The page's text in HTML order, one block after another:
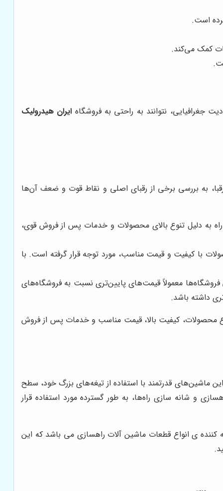
است.
کمک می‌کند.
نتوانند به راحتی به فروشگاه ایران هیدرولیک
به بررسی برخی از رقبای اصلی و نقاط قوت و ضعف آن‌ها
راه به دلیل تنوع بالای محصولات و خدمات پس از فروش قوی،
با کیفیت و قیمت مناسب، مورد توجه قرار گرفته است. با
فروشگاه‌ها معمولاً قیمت‌های پایین‌تری نسبت به فروشگاه‌های
داشته باشد.
محصولات، کیفیت بالا، قیمت مناسب و خدمات پس از فروش
ماشین‌های قدرتمند با استفاده از تیغه‌های بزرگ خود، سطح
و شانه سازی راه‌ها، به طور گسترده مورد استفاده قرار
کننده ی انواع قطعات ماشین آلات راهسازی می باشد که این